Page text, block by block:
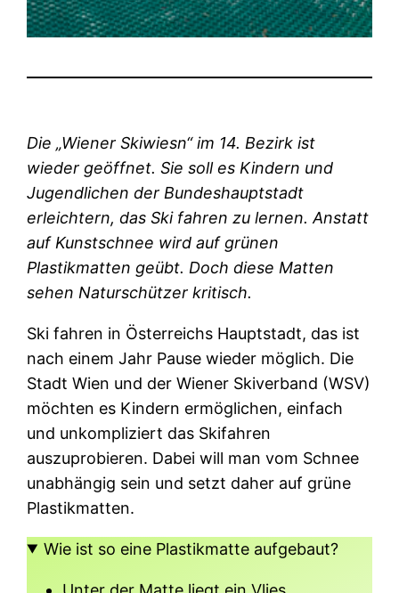
Die „Wiener Skiwiesn“im 14. Bezirk ist
wieder geöffnet. Sie soll es Kindern und
Jugendlichen der Bundeshauptstadt
erleichtern, das Ski fahren zu lernen. Anstatt
auf Kunstschnee wird auf grünen
Plastikmatten geübt. Doch diese Matten
sehen Naturschützer kritisch.
Ski fahren in Österreichs Hauptstadt, das ist
nach einem Jahr Pause wieder möglich. Die
Stadt Wien und der Wiener Skiverband (WSV)
möchten es Kindern ermöglichen, einfach
und unkompliziert das Skifahren
auszuprobieren. Dabei will man vom Schnee
unabhängig sein und setzt daher auf grüne
Plastikmatten.
Wie ist so eine Plastikmatte aufgebaut?